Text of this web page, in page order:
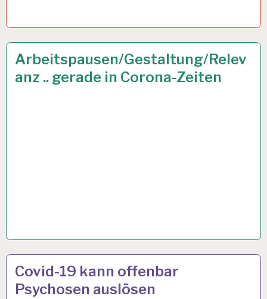
12-
STUNDEN-
ARBEITSTAG…
Arbeitspausen/Gestaltung/Relev
anz .. gerade in Corona-Zeiten
28 AUG. 2020
50PLUS…
Covid-19 kann offenbar
Psychosen auslösen
23 JULI 2020